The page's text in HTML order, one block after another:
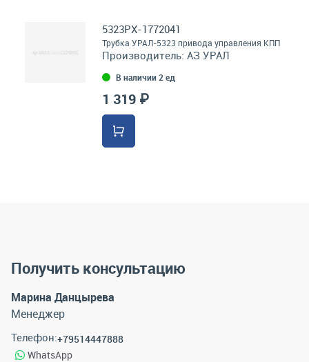
5323РХ-1772041
Трубка УРАЛ-5323 привода управления КПП
Производитель: АЗ УРАЛ
В наличии 2 ед
1 319 ₽
Получить консультацию
Марина Данцырева
Менеджер
Телефон:+79514447888
WhatsApp